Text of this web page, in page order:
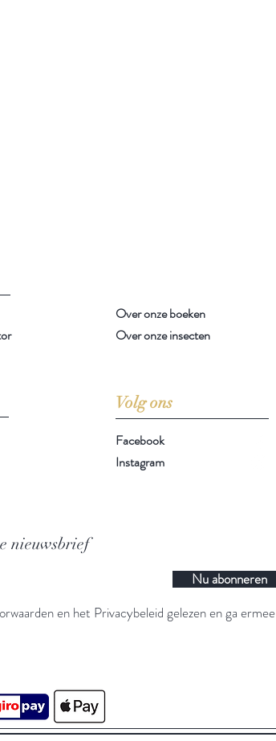
Volg ons
Facebook
Instagram
nieuwsbrief
Nu abonneren
en het Privacybeleid gelezen en ga ermee
Over onze boeken
Over onze insecten